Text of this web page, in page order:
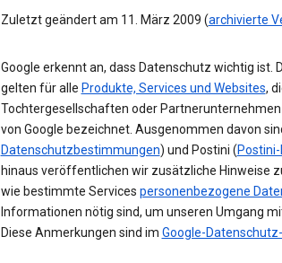
Zuletzt geändert am 11. März 2009 (archivierte
Google erkennt an, dass Datenschutz wichtig ist.
gelten für alle Produkte, Services und Websites,
Tochtergesellschaften oder Partnerunternehmen
von Google bezeichnet. Ausgenommen davon
Datenschutzbestimmungen) und Postini (
hinaus veröffentlichen wir zusätzliche Hinweise
wie bestimmte Services personenbezogene
Informationen nötig sind, um unseren Umgang
Diese Anmerkungen sind im Google-